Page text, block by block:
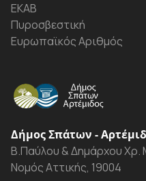
ΕΚΑΒ
Πυροσβεστική
Ευρωπαϊκός Αριθμός
Δήμος Σπάτων -
Β.Παύλου & Δημάρχου
Νομός Αττικής, 19004